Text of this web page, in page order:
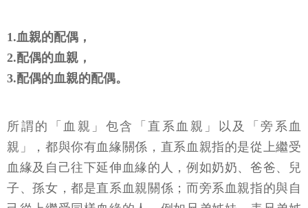
1.血親的配偶，
所謂的「血親」包含「直系血親」以及「旁系血
親」，都與你有血緣關係，直系血親指的是從上繼受
血緣及自己往下延伸血緣的人，例如奶奶、爸爸、兒